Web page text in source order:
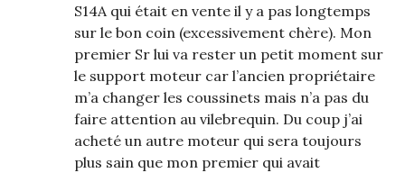
S14A qui était en vente il y a pas longtemps
sur le bon coin (excessivement chère). Mon
premier Sr lui va rester un petit moment sur
le support moteur car l’ancien propriétaire
m’a changer les coussinets mais n’a pas du
faire attention au vilebrequin. Du coup j’ai
acheté un autre moteur qui sera toujours
plus sain que mon premier qui avait